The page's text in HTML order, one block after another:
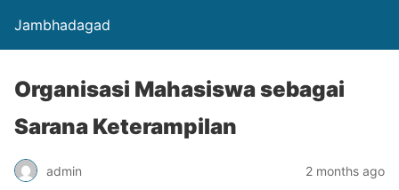
Jambhadagad
Organisasi Mahasiswa sebagai
Sarana Keterampilan
admin 2 months ago